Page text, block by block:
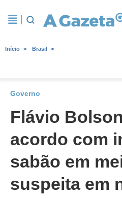
Início Brasil
Governo
Flávio
acordo com
sabão em
suspeita em